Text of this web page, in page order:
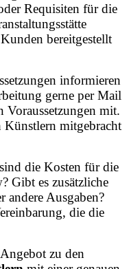
Requisiten für die
bereitgestellt
informieren
gerne per Mail
mit.
Künstlern mitgebracht
die Kosten für die
Gibt es zusätzliche
andere Ausgaben?
die die
zu den